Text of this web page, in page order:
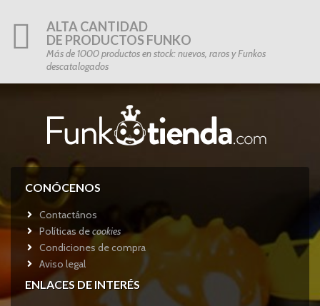
ALTA CANTIDAD
DE PRODUCTOS FUNKO
Más de 1000 productos en stock: nuevos, raros y Funkos
descatalogados
CONÓCENOS
Contactános
Políticas decookies
Condiciones de compra
Aviso legal
ENLACES DE INTERÉS